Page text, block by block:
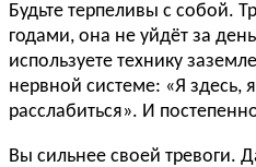
Будьте терпеливы с собой.
годами, она не уйдёт за
используете технику
нервной системе: «Я здесь,
расслабиться». И
Вы сильнее своей тревоги.